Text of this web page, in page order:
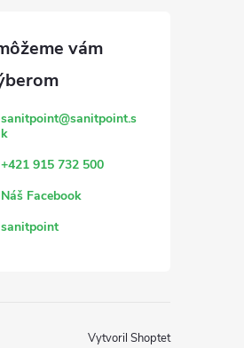
sanitpoint@sanitpoint.s
k
+421 915 732 500
Náš Facebook
sanitpoint
Vytvoril Shoptet